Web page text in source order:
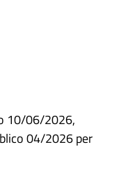
10/06/2026,
04/2026 per